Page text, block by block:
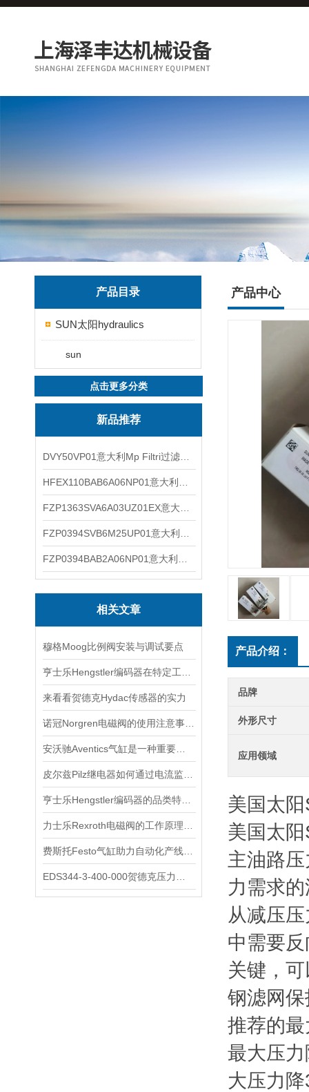
产品目录
SUN太阳hydraulics
sun
点击更多分类
新品推荐
相关文章
穆格Moog比例阀安装与调试要点
来看看贺德克Hydac传感器的实力
产品中心
产品介绍：
品牌
外形尺寸
应用领域
美国太
美国太
主油路
力需求
从减压
中需要
关键，
钢滤网
推荐的
最大压
大压力